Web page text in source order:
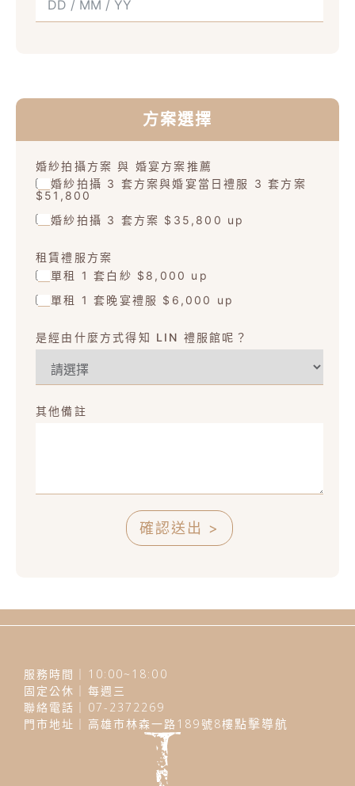
方案選擇
婚紗拍攝方案 與 婚宴方案推薦
婚紗拍攝 3 套方案與婚宴當日禮服 3 套方案
$51,800
婚紗拍攝 3 套方案 $35,800 up
租賃禮服方案
單租 1 套白紗 $8,000 up
單租 1 套晚宴禮服 $6,000 up
是經由什麼方式得知 LIN 禮服館呢？
其他備註
確認送出 >
服務時間｜10:00~18:00
固定公休｜每週三
聯絡電話｜07-2372269
門市地址｜高雄市林森一路189號8樓點擊導航